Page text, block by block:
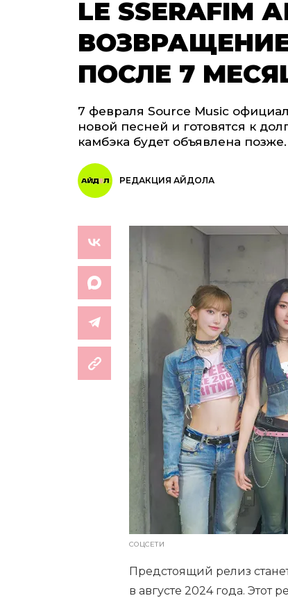
LE
ПОСЛЕ 7
7 февраля Source Music
новой песней и готовятся к
камбэка будет объявлена позже.
РЕДАКЦИЯ АЙДОЛА
СОЦСЕТИ
Предстоящий релиз
в августе 2024 года. Этот